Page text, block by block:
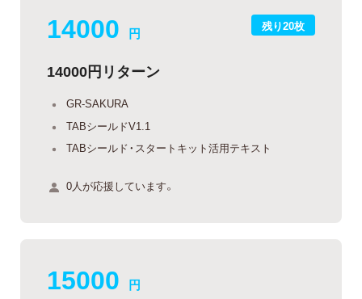
残り20枚
14000 円
14000円リターン
GR-SAKURA
TABシールドV1.1
TABシールド・スタートキット活用テキスト
0人が応援しています。
15000 円